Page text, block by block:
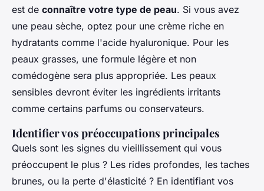
est de connaître votre type de peau. Si vous avez
une peau sèche, optez pour une crème riche en
hydratants comme l'acide hyaluronique. Pour les
peaux grasses, une formule légère et non
comédogène sera plus appropriée. Les peaux
sensibles devront éviter les ingrédients irritants
comme certains parfums ou conservateurs.
Identifier vos préoccupations principales
Quels sont les signes du vieillissement qui vous
préoccupent le plus ? Les rides profondes, les taches
brunes, ou la perte d'élasticité ? En identifiant vos